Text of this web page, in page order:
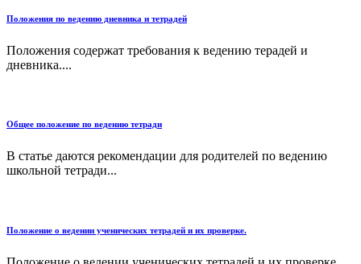
Положения по ведению дневника и тетрадей
Положения содержат требования к ведению терадей и
дневника....
Общее положение по ведению тетради
В статье даются рекомендации для родителей по ведению
школьной тетради...
Положение о ведении ученических тетрадей и их проверке.